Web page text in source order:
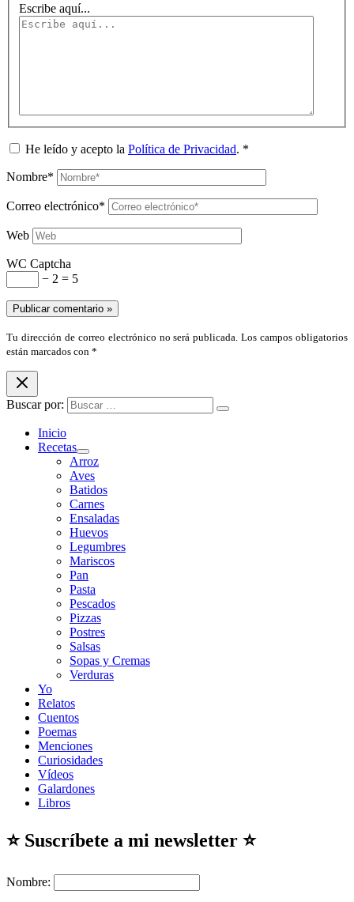
Escribe aquí...
He leído y acepto la Política de Privacidad. *
Nombre*
Correo electrónico*
Web
WC Captcha
− 2 = 5
Tu dirección de correo electrónico no será publicada. Los campos obligatorios
están marcados con *
Buscar por:
Inicio
Recetas
Arroz
Aves
Batidos
Carnes
Ensaladas
Huevos
Legumbres
Mariscos
Pan
Pasta
Pescados
Pizzas
Postres
Salsas
Sopas y Cremas
Verduras
Yo
Relatos
Cuentos
Poemas
Menciones
Curiosidades
Vídeos
Galardones
Libros
⭐ Suscríbete a mi newsletter ⭐
Nombre: